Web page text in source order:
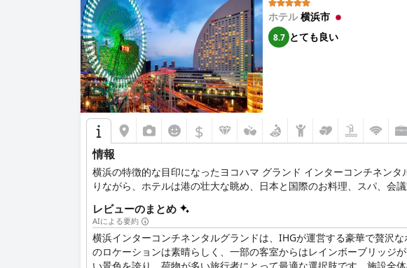
ホテル横浜市
8.7 とても良い
$
情報
横浜の特徴的な目印になったヨコハマ グランド インターコンチネン
りながら、ホテルは港の壮大な眺め、日本と国際のお料理、スパ、会議
レビューのまとめ
AIによる要約
横浜インターコンチネンタルグランドは、IHGが運営する豪華で贅沢
のロケーションは素晴らしく、一部の客室からはレインボーブリッジ